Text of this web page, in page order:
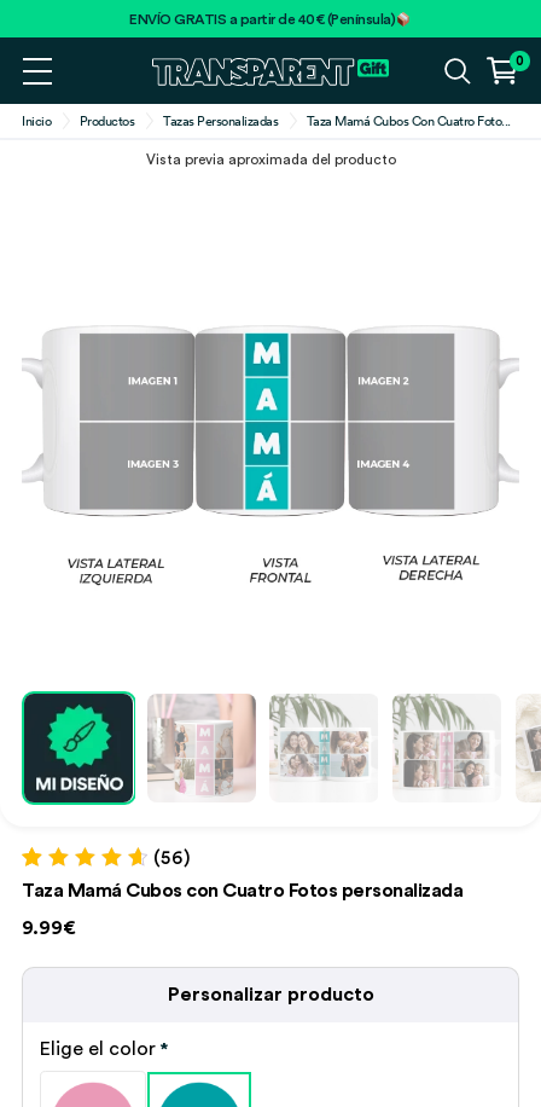
ENVÍO GRATIS a partir de 40€ (Península)
0
Inicio Productos Tazas Personalizadas Taza Mamá Cubos Con Cuatro Foto...
Vista previa aproximada del producto
Valorado con
base a
56
de clientes
(56)
Taza Mamá Cubos con Cuatro Fotos personalizada
9.99€
Personalizar producto
Elige el color *